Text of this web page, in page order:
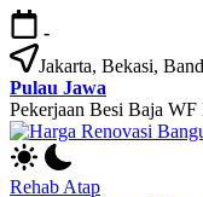
Skip
to
content
-
Jakarta, Bekasi,
Pulau Jawa
Pekerjaan Besi Baja WF
Jasa
Bangun
Rehab Atap